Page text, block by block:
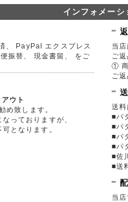
インフォメーシ
、 PayPal エクスプレス
振替、 現金書留、 をご
ウト
め致します。
っておりますが、
となります。
当
ご
①
ご
送料
■パ
■パ
■パ
■パ
■佐
■送
当